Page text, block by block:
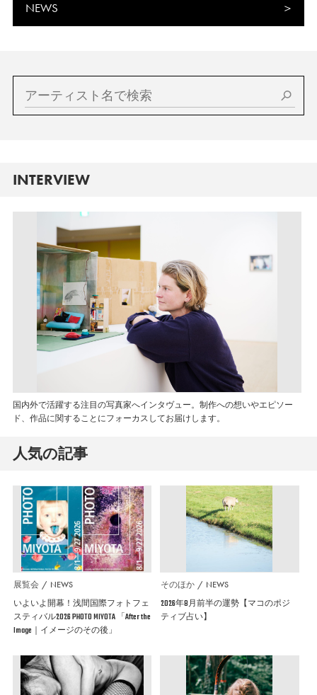
NEWS
INTERVIEW
国内外で活躍する注目の写真家へインタヴュー。制作への想いやエピソー
ド、作品に関することにフォーカスしてお届けします。
人気の記事
展覧会 NEWS
いよいよ開幕！浅間国際フォトフェ
スティバル2026 PHOTO MIYOTA 「After the
Image｜イメージのその後」
そのほか NEWS
2026年8月前半の運勢【マコのポジ
ティブ占い】